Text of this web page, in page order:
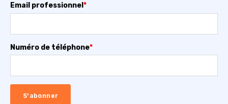
Email professionnel *
Numéro de téléphone*